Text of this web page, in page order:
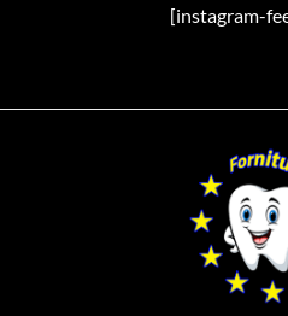
[instagram-